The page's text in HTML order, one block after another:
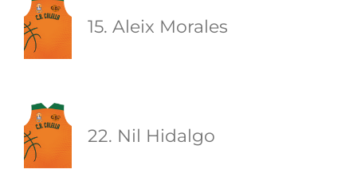
15. Aleix Morales
22. Nil Hidalgo